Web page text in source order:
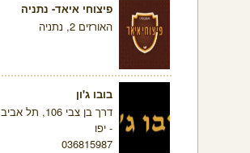
פיצוחי איאד- נתניה
האורזים 2, נתניה
בובו ג'ון
דרך בן צבי 106, תל אביב
- יפו
036815987